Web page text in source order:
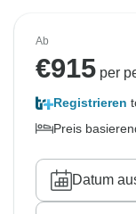
Ab
€915 per
Registrieren
Preis
Datum